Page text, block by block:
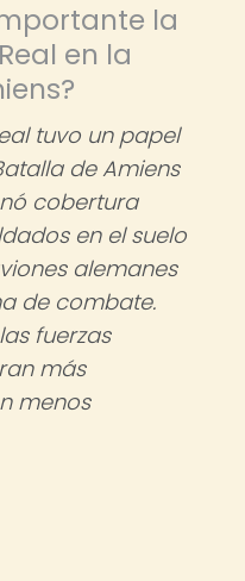
la
en la
tuvo un papel
de Amiens
cobertura
en el suelo
alemanes
de combate.
fuerzas
más
menos